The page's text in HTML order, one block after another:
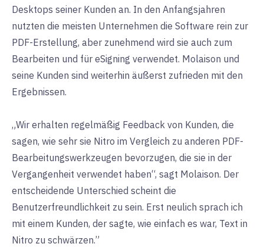
Desktops seiner Kunden an. In den Anfangsjahren
nutzten die meisten Unternehmen die Software rein zur
PDF-Erstellung, aber zunehmend wird sie auch zum
Bearbeiten und für eSigning verwendet. Molaison und
seine Kunden sind weiterhin äußerst zufrieden mit den
Ergebnissen.
„Wir erhalten regelmäßig Feedback von Kunden, die
sagen, wie sehr sie Nitro im Vergleich zu anderen PDF-
Bearbeitungswerkzeugen bevorzugen, die sie in der
Vergangenheit verwendet haben“, sagt Molaison. Der
entscheidende Unterschied scheint die
Benutzerfreundlichkeit zu sein. Erst neulich sprach ich
mit einem Kunden, der sagte, wie einfach es war, Text in
Nitro zu schwärzen.”